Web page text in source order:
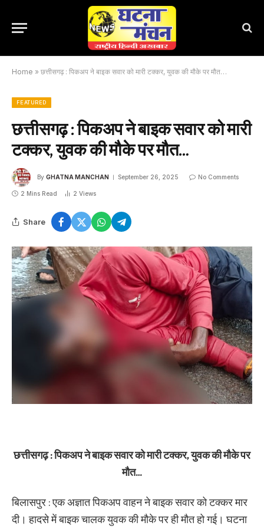
Home » छत्तीसगढ़ : पिकअप ने बाइक सवार को मारी टक्कर, युवक की मौके पर मौत…
FEATURED
छत्तीसगढ़ : पिकअप ने बाइक सवार को मारी
टक्कर, युवक की मौके पर मौत…
By GHATNA MANCHAN September 26, 2025 No Comments
2 Mins Read 2 Views
Share
छत्तीसगढ़ : पिकअप ने बाइक सवार को मारी टक्कर, युवक की मौके पर
मौत…
बिलासपुर : एक अज्ञात पिकअप वाहन ने बाइक सवार को टक्कर मार
दी। हादसे में बाइक चालक युवक की मौके पर ही मौत हो गई। घटना